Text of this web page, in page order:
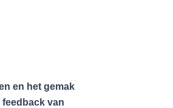
en het gemak
van